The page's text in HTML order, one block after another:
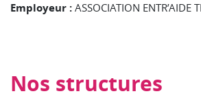
Employeur : ASSOCIATION ENTR’AIDE
Nos structures